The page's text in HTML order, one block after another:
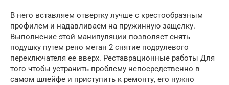
В него вставляем отвертку лучше с крестообразным
профилем и надавливаем на пружинную защелку.
Выполнение этой манипуляции позволяет снять
подушку путем рено меган 2 снятие подрулевого
переключателя ее вверх. Реставрационные работы Для
того чтобы устранить проблему непосредственно в
самом шлейфе и приступить к ремонту, его нужно